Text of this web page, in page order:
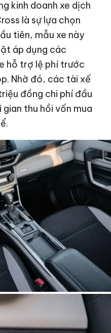
kinh doanh xe dịch
là sự lựa chọn
tiên, mẫu xe này
áp dụng các
hỗ trợ lệ phí trước
Nhờ đó, các tài xế
đồng chi phí đầu
thu hồi vốn mua